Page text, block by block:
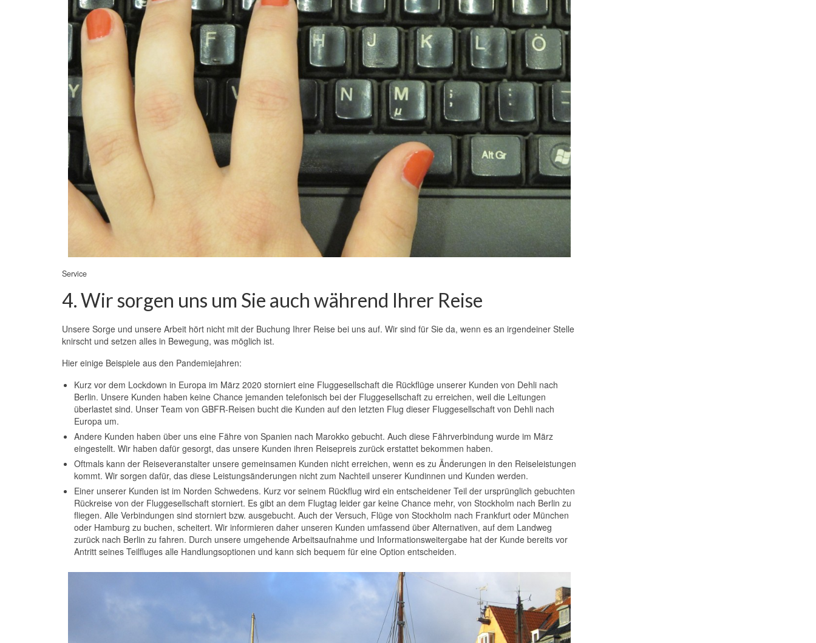
Service
4. Wir sorgen uns um Sie auch während Ihrer Reise
Unsere Sorge und unsere Arbeit hört nicht mit der Buchung Ihrer Reise bei uns auf. Wir sind für Sie da, wenn es an irgendeiner Stelle
knirscht und setzen alles in Bewegung, was möglich ist.
Hier einige Beispiele aus den Pandemiejahren:
Kurz vor dem Lockdown in Europa im März 2020 storniert eine Fluggesellschaft die Rückflüge unserer Kunden von Dehli nach
Berlin. Unsere Kunden haben keine Chance jemanden telefonisch bei der Fluggesellschaft zu erreichen, weil die Leitungen
überlastet sind. Unser Team von GBFR-Reisen bucht die Kunden auf den letzten Flug dieser Fluggesellschaft von Dehli nach
Europa um.
Andere Kunden haben über uns eine Fähre von Spanien nach Marokko gebucht. Auch diese Fährverbindung wurde im März
eingestellt. Wir haben dafür gesorgt, das unsere Kunden ihren Reisepreis zurück erstattet bekommen haben.
Oftmals kann der Reiseveranstalter unsere gemeinsamen Kunden nicht erreichen, wenn es zu Änderungen in den Reiseleistungen
kommt. Wir sorgen dafür, das diese Leistungsänderungen nicht zum Nachteil unserer Kundinnen und Kunden werden.
Einer unserer Kunden ist im Norden Schwedens. Kurz vor seinem Rückflug wird ein entscheidener Teil der ursprünglich gebuchten
Rückreise von der Fluggesellschaft storniert. Es gibt an dem Flugtag leider gar keine Chance mehr, von Stockholm nach Berlin zu
fliegen. Alle Verbindungen sind storniert bzw. ausgebucht. Auch der Versuch, Flüge von Stockholm nach Frankfurt oder München
oder Hamburg zu buchen, scheitert. Wir informieren daher unseren Kunden umfassend über Alternativen, auf dem Landweg
zurück nach Berlin zu fahren. Durch unsere umgehende Arbeitsaufnahme und Informationsweitergabe hat der Kunde bereits vor
Antritt seines Teilfluges alle Handlungsoptionen und kann sich bequem für eine Option entscheiden.